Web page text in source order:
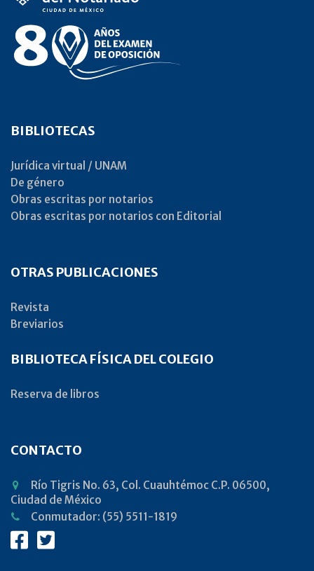
BIBLIOTECAS
Jurídica virtual / UNAM
De género
Obras escritas por notarios
Obras escritas por notarios con Editorial
OTRAS PUBLICACIONES
Revista
Breviarios
BIBLIOTECA FÍSICA DEL COLEGIO
Reserva de libros
CONTACTO
Río Tigris No. 63, Col. Cuauhtémoc C.P. 06500,
Ciudad de México
Conmutador: (55) 5511-1819